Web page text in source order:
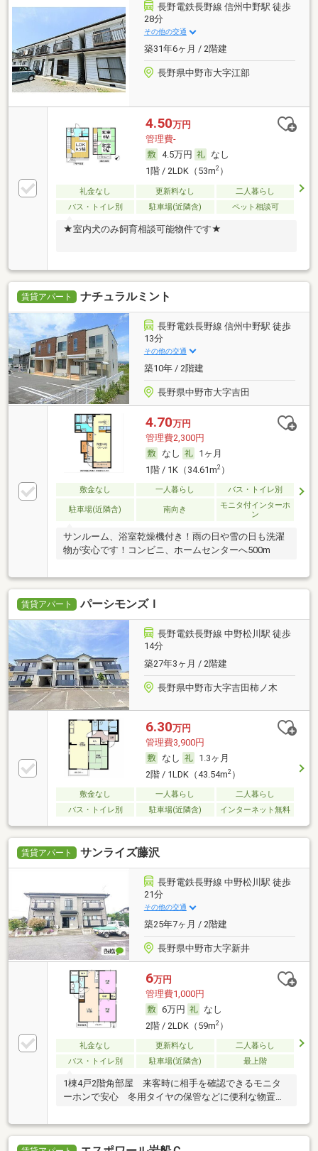
長野電鉄長野線 信州中野駅 徒歩
28分
その他の交通
築31年6ヶ月 / 2階建
長野県中野市大字江部
4.50万円
管理費-
4.5万円
なし
1階 / 2LDK（53m2）
礼金なし 更新料なし
二人暮らし
バス・トイレ別
駐車場(近隣含) ペット相談可
★室内犬のみ飼育相談可能物件です★
賃貸アパート ナチュラルミント
長野電鉄長野線 信州中野駅 徒歩
13分
その他の交通
築10年 / 2階建
長野県中野市大字吉田
4.70万円
管理費2,300円
なし
1ヶ月
1階 / 1K（34.61m2）
敷金なし 一人暮らし バス・トイレ別
駐車場(近隣含) 南向き
モニタ付インターホ
ン
サンルーム、浴室乾燥機付き！雨の日や雪の日も洗濯
物が安心です！コンビニ、ホームセンターへ500m
賃貸アパート パーシモンズＩ
長野電鉄長野線 中野松川駅 徒歩
14分
築27年3ヶ月 / 2階建
長野県中野市大字吉田柿ノ木
6.30万円
管理費3,900円
なし
1.3ヶ月
2階 / 1LDK（43.54m2）
敷金なし 一人暮らし
二人暮らし
バス・トイレ別
駐車場(近隣含) インターネット無料
賃貸アパート サンライズ藤沢
長野電鉄長野線 中野松川駅 徒歩
21分
その他の交通
築25年7ヶ月 / 2階建
長野県中野市大字新井
6万円
管理費1,000円
6万円
なし
2階 / 2LDK（59m2）
礼金なし 更新料なし
二人暮らし
バス・トイレ別
駐車場(近隣含) 最上階
1棟4戸2階角部屋 来客時に相手を確認できるモニタ
ーホンで安心 冬用タイヤの保管などに便利な物置あ